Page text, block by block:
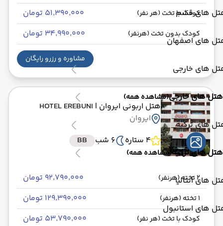
های قشم
های اصفهان
های خارجی
هتل های خارجی(مشاهده همه)
های ترکیه
هتل های ترکیه(مشاهده همه)
های آنتالیا
های استانبول
کودک با تخت (هر نفر) ۵۱٬۳۹۰٬۰۰۰ تومان
کودک بدون تخت (هرنفر) ۳۴٬۹۹۰٬۰۰۰ تومان
مشاوره و رزرو رایگان
هتل اربونی ایروان | HOTEL EREBUNI
ایروان
4 ستاره
6 شب BB
2 تخته (هرنفر) ۹۲٬۷۹۰٬۰۰۰ تومان
1 تخته (هرنفر) ۱۲۹٬۳۹۰٬۰۰۰ تومان
کودک با تخت (هر نفر) ۵۳٬۷۹۰٬۰۰۰ تومان